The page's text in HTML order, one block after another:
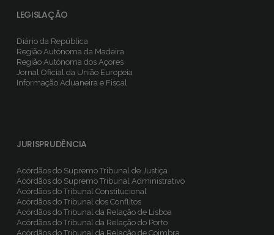
LEGISLAÇÃO
Diário da República
Região Autónoma da Madeira
Região Autónoma dos Açores
Jornal Oficial da União Europeia
Informação Aduaneira e Fiscal
JURISPRUDÊNCIA
Acórdãos do Supremo Tribunal de Justiça
Acórdãos do Supremo Tribunal Administrativo
Acórdãos do Tribunal Constitucional
Acórdãos do Tribunal dos Conflitos
Acórdãos do Tribunal da Relação de Lisboa
Acórdãos do Tribunal da Relação do Porto
Acórdãos do Tribunal da Relação de Coimbra